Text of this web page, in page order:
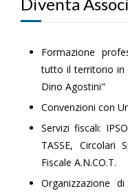
Formazione
tutto il territorio in
Dino Agostini"
Convenzioni con
Servizi fiscali:
TASSE, Circolari
Fiscale A.N.CO.T.
Organizzazione